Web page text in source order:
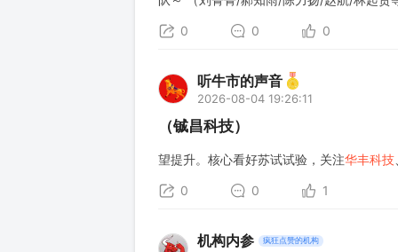
0 0 0
听牛市的声音
2026-08-04 19:26:11
（铖昌科技）
望提升。核心看好苏试试验，关注华丰科技
0 0 1
机构内参 疯狂点赞的机构